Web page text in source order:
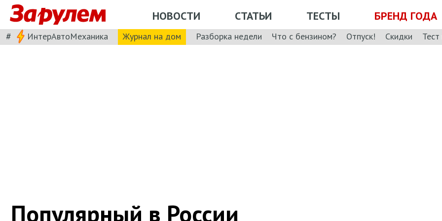
НОВОСТИ СТАТЬИ ТЕСТЫ БРЕНД ГОДА
# ИнтерАвтоМеханика Журнал на дом Разборка недели Что с бензином? Отпуск! Скидки
Популярный в России